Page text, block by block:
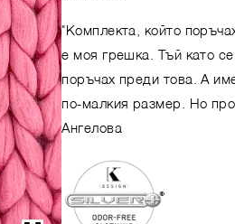
"Комплекта, който
е моя грешка. Тъй като
поръчах преди това. А
по-малкия размер. Но
Ангелова